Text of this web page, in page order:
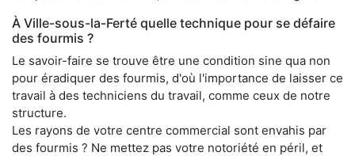
À Ville-sous-la-Ferté quelle technique pour se défaire
des fourmis ?
Le savoir-faire se trouve être une condition sine qua non
pour éradiquer des fourmis, d'où l'importance de laisser ce
travail à des techniciens du travail, comme ceux de notre
structure.
Les rayons de votre centre commercial sont envahis par
des fourmis ? Ne mettez pas votre notoriété en péril, et